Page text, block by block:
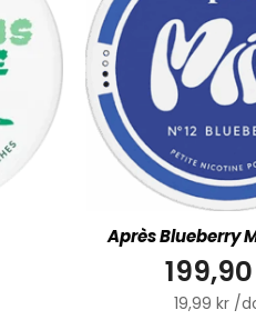
Après Blueberry
19,99 kr /